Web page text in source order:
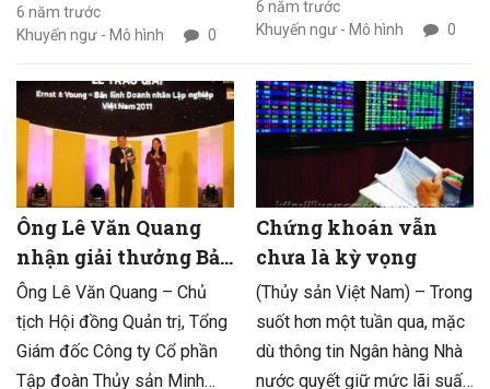
đã chọn mô hình nuôi tôm
càng xanh mùa lũ là khâu đột
phá. Nhờ đó, nhiều năm qua
nông dân Tam Nông “hốt
bạc” từ con tôm càng xanh.
6 năm trước
Khuyến ngư - Mô hình
0
Thông Hội đã có bước
chuyển mình mạnh mẽ, bền
vững, không chỉ là xã kiểu
mẫu của Thành phố Hồ Chí
Minh mà còn dẫn đầu trong
11 xã điểm của cả nước.
6 năm trước
Khuyến ngư - Mô hình
0
Ông Lê Văn Quang
nhận giải thưởng Bản
lĩnh doanh nhân lập
nghiệp
Ông Lê Văn Quang – Chủ
tịch Hội đồng Quản trị, Tổng
Giám đốc Công ty Cổ phần
Tập đoàn Thủy sản Minh
Chứng khoán vẫn
chưa là kỳ vọng
(Thủy sản Việt Nam) – Trong
suốt hơn một tuần qua, mặc
dù thông tin Ngân hàng Nhà
nước quyết giữ mức lãi suất